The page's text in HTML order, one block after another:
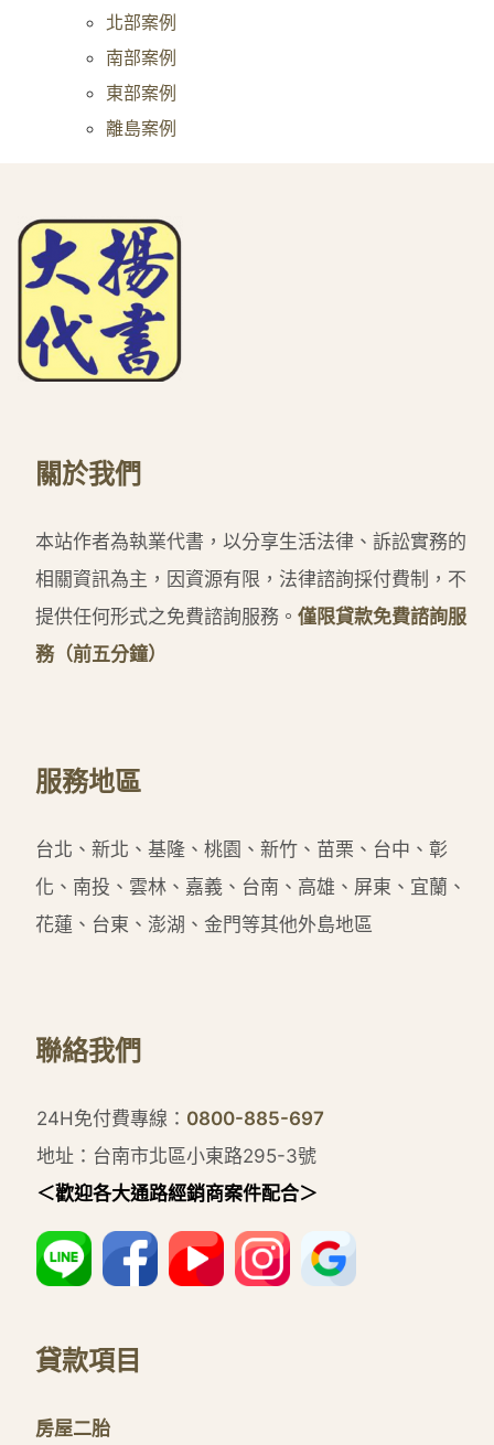
北部案例
南部案例
東部案例
離島案例
關於我們
本站作者為執業代書，以分享生活法律、訴訟實務的
相關資訊為主，因資源有限，法律諮詢採付費制，不
提供任何形式之免費諮詢服務。 僅限貸款免費諮詢服
務（前五分鐘）
服務地區
台北、新北、基隆、桃園、新竹、苗栗、台中、彰
化、南投、雲林、嘉義、台南、高雄、屏東、宜蘭、
花蓮、台東、澎湖、金門等其他外島地區
聯絡我們
24H免付費專線： 0800-885-697
地址：台南市北區小東路295-3號
＜歡迎各大通路經銷商案件配合＞
貸款項目
房屋二胎